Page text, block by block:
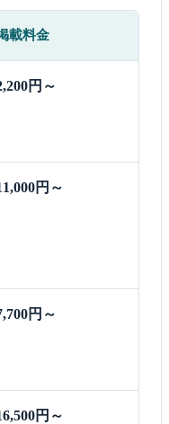
載料金
円～
円～
円～
円～